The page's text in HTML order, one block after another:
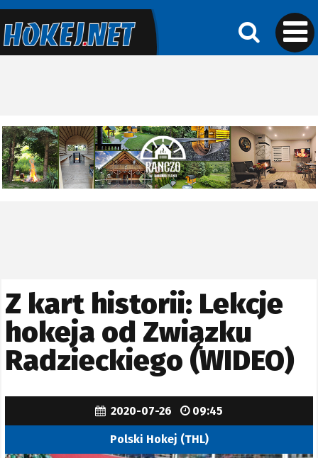
Z kart historii: Lekcje
hokeja od Związku
Radzieckiego (WIDEO)
2020-07-26 09:45
Polski Hokej (THL)